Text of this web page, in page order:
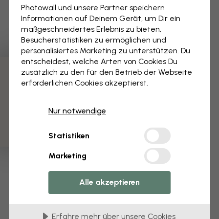
Photowall und unsere Partner speichern
Informationen auf Deinem Gerät, um Dir ein
maßgeschneidertes Erlebnis zu bieten,
Besucherstatistiken zu ermöglichen und
personalisiertes Marketing zu unterstützen. Du
entscheidest, welche Arten von Cookies Du
zusätzlich zu den für den Betrieb der Webseite
erforderlichen Cookies akzeptierst.
Nur notwendige
Statistiken
Marketing
Alle akzeptieren
Erfahre mehr über unsere Cookies